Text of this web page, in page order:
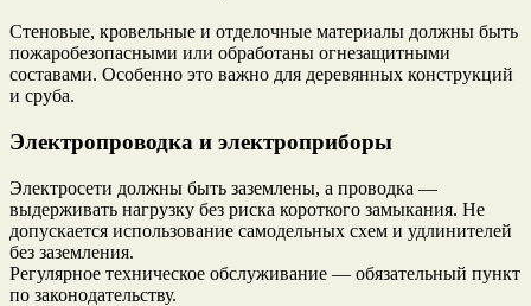
Стеновые, кровельные и отделочные материалы должны быть
пожаробезопасными или обработаны огнезащитными
составами. Особенно это важно для деревянных конструкций
и сруба.
Электропроводка и электроприборы
Электросети должны быть заземлены, а проводка —
выдерживать нагрузку без риска короткого замыкания. Не
допускается использование самодельных схем и удлинителей
без заземления.
Регулярное техническое обслуживание — обязательный пункт
по законодательству.